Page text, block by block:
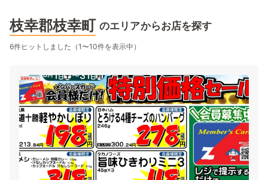
枝幸郡枝幸町 のエリアからお店を探す
6件ヒットしました（1〜10件を表示中）